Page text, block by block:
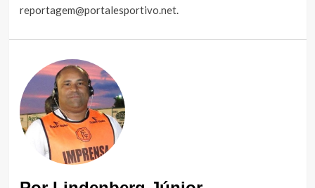
reportagem@portalesportivo.net.